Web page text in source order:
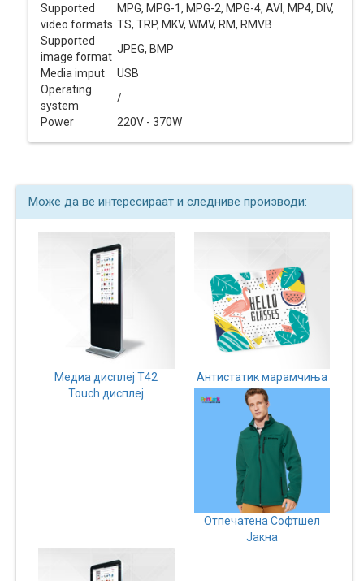
Supported
video formats
MPG, MPG-1, MPG-2, MPG-4, AVI, MP4, DIV,
TS, TRP, MKV, WMV, RM, RMVB
Supported
image format
JPEG, BMP
Media imput
USB
Operating
system
/
Power
220V - 370W
Може да ве интересираат и следниве производи:
Медиа дисплеј Т42
Touch дисплеј
Антистатик марамчиња
Отпечатена Софтшел
Јакна